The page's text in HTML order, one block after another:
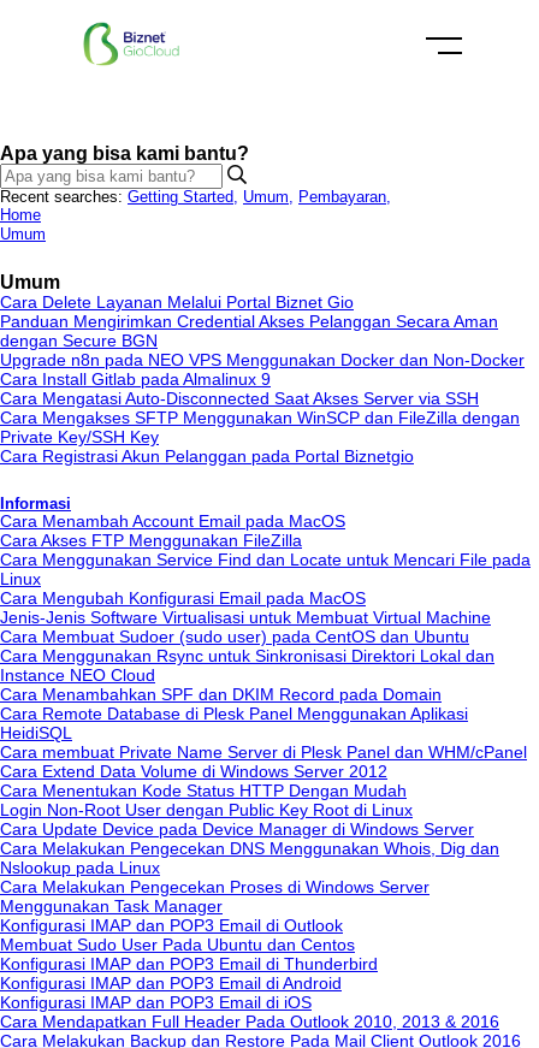
Apa yang bisa kami bantu?
Recent searches: Getting Started, Umum, Pembayaran,
Home
Umum
Umum
Cara Delete Layanan Melalui Portal Biznet Gio
Panduan Mengirimkan Credential Akses Pelanggan Secara Aman
dengan Secure BGN
Upgrade n8n pada NEO VPS Menggunakan Docker dan Non-Docker
Cara Install Gitlab pada Almalinux 9
Cara Mengatasi Auto-Disconnected Saat Akses Server via SSH
Cara Mengakses SFTP Menggunakan WinSCP dan FileZilla dengan
Private Key/SSH Key
Cara Registrasi Akun Pelanggan pada Portal Biznetgio
Informasi
Cara Menambah Account Email pada MacOS
Cara Akses FTP Menggunakan FileZilla
Cara Menggunakan Service Find dan Locate untuk Mencari File pada
Linux
Cara Mengubah Konfigurasi Email pada MacOS
Jenis-Jenis Software Virtualisasi untuk Membuat Virtual Machine
Cara Membuat Sudoer (sudo user) pada CentOS dan Ubuntu
Cara Menggunakan Rsync untuk Sinkronisasi Direktori Lokal dan
Instance NEO Cloud
Cara Menambahkan SPF dan DKIM Record pada Domain
Cara Remote Database di Plesk Panel Menggunakan Aplikasi
HeidiSQL
Cara membuat Private Name Server di Plesk Panel dan WHM/cPanel
Cara Extend Data Volume di Windows Server 2012
Cara Menentukan Kode Status HTTP Dengan Mudah
Login Non-Root User dengan Public Key Root di Linux
Cara Update Device pada Device Manager di Windows Server
Cara Melakukan Pengecekan DNS Menggunakan Whois, Dig dan
Nslookup pada Linux
Cara Melakukan Pengecekan Proses di Windows Server
Menggunakan Task Manager
Konfigurasi IMAP dan POP3 Email di Outlook
Membuat Sudo User Pada Ubuntu dan Centos
Konfigurasi IMAP dan POP3 Email di Thunderbird
Konfigurasi IMAP dan POP3 Email di Android
Konfigurasi IMAP dan POP3 Email di iOS
Cara Mendapatkan Full Header Pada Outlook 2010, 2013 & 2016
Cara Melakukan Backup dan Restore Pada Mail Client Outlook 2016